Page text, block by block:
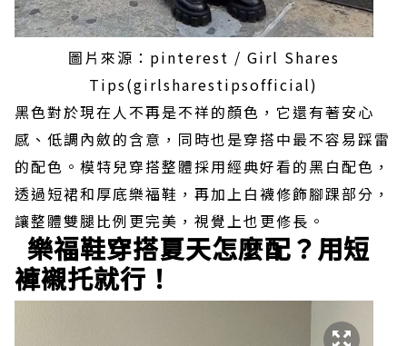
圖片來源：pinterest / Girl Shares
Tips(girlsharestipsofficial)
黑色對於現在人不再是不祥的顏色，它還有著安心
感、低調內斂的含意，同時也是穿搭中最不容易踩雷
的配色。模特兒穿搭整體採用經典好看的黑白配色，
透過短裙和厚底樂福鞋，再加上白襪修飾腳踝部分，
讓整體雙腿比例更完美，視覺上也更修長。
樂福鞋穿搭夏天怎麼配？用短
褲襯托就行！